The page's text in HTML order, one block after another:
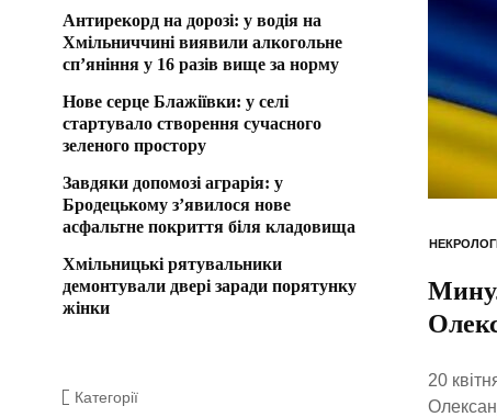
20
Антирекорд на дорозі: у водія на
Хмільниччині виявили алкогольне
сп’яніння у 16 разів вище за норму
Нове серце Блажіївки: у селі
стартувало створення сучасного
зеленого простору
Завдяки допомозі аграрія: у
Бродецькому з’явилося нове
асфальтне покриття біля кладовища
Хмільницькі рятувальники
демонтували двері заради порятунку
жінки
Категорії